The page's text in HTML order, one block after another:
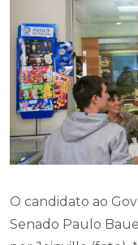
O candidato ao
Senado Paulo